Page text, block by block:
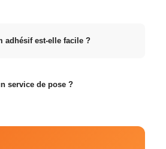
adhésif est-elle facile ?
service de pose ?